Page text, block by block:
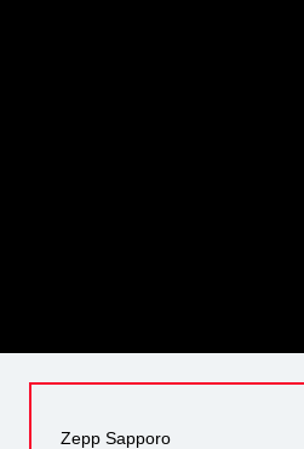
Zepp Sapporo